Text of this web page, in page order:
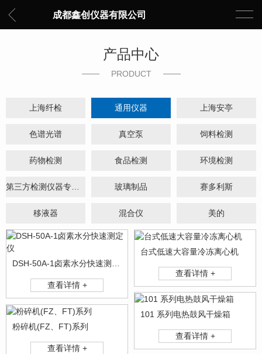
成都鑫创仪器有限公司
产品中心
PRODUCT
上海纤检 通用仪器 上海安亭
色谱光谱 真空泵 饲料检测
药物检测 食品检测 环境检测
玻璃制品 赛多利斯
移液器 混合仪 美的
查看详情 +
台式低速大容量冷冻离心机
查看详情 +
101 系列电热鼓风干燥箱
查看详情 +
粉碎机(FZ、FT)系列
查看详情 +